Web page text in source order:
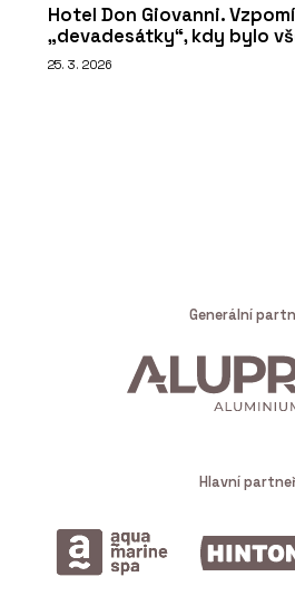
Hotel Don Giovanni.
„devadesátky“, kdy bylo
25. 3. 2026
Generální
Hlavní